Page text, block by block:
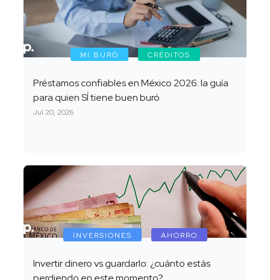
MI BURÓ CRÉDITOS
Préstamos confiables en México 2026: la guía
para quien SÍ tiene buen buró
Jul 20, 2026
INVERSIONES AHORRO
Invertir dinero vs guardarlo: ¿cuánto estás